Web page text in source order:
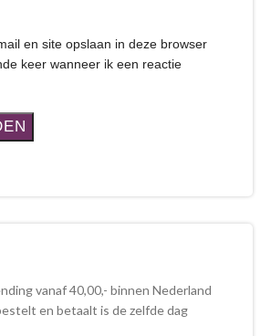
en site opslaan in deze browser
keer wanneer ik een reactie
vanaf 40,00,- binnen Nederland
en betaalt is de zelfde dag